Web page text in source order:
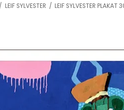
/ LEIF SYLVESTER / LEIF SYLVESTER